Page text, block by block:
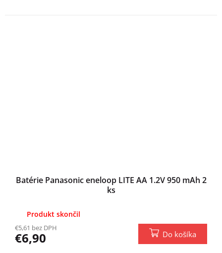
Batérie Panasonic eneloop LITE AA 1.2V 950 mAh 2
ks
Produkt skončil
€5,61 bez DPH
€6,90 Do košíka